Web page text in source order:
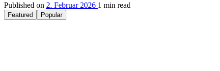
Published on 2. Februar 2026 1 min read
Featured Popular